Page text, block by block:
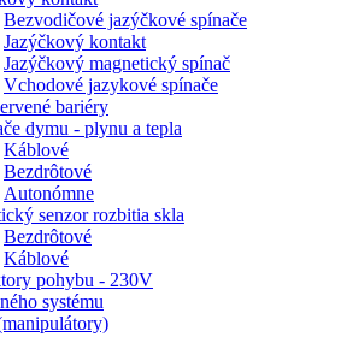
Bezvodičové jazýčkové spínače
Jazýčkový kontakt
Jazýčkový magnetický spínač
Vchodové jazykové spínače
bariéry
dymu - plynu a tepla
Káblové
Bezdrôtové
Autonómne
senzor rozbitia skla
Bezdrôtové
Káblové
pohybu - 230V
systému